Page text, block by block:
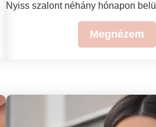
Nyiss szalont néhány hónapon
Megnézem